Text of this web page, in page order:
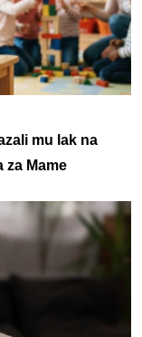
mu lak na
za Mame